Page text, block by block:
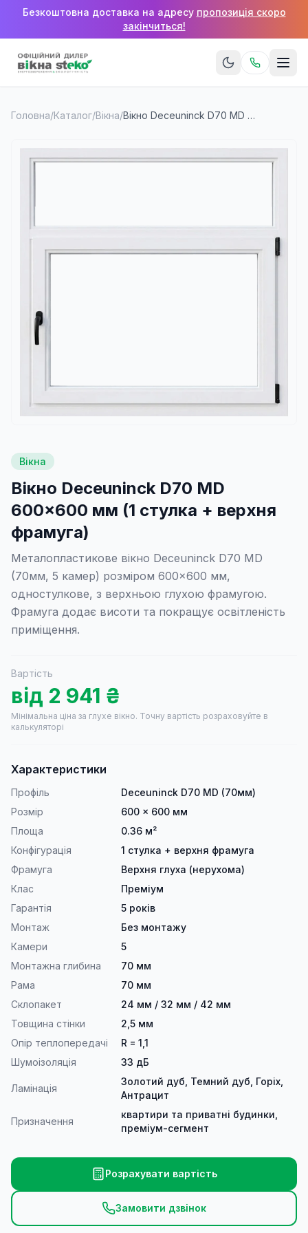
Безкоштовна доставка на адресу пропозиція скоро
закінчиться!
Головна/Каталог/Вікна/ Вікно Deceuninck D70 MD 600×600 мм (1 стулка + верхня фрамуга)
Вікна
Вікно Deceuninck D70 MD
600×600 мм (1 стулка + верхня
фрамуга)
Металопластикове вікно Deceuninck D70 MD
(70мм, 5 камер) розміром 600×600 мм,
одностулкове, з верхньою глухою фрамугою.
Фрамуга додає висоти та покращує освітленість
приміщення.
Вартість
від 2 941 ₴
Мінімальна ціна за глухе вікно. Точну вартість розраховуйте в
калькуляторі
Характеристики
Профіль
Deceuninck D70 MD (70мм)
Розмір
600 × 600 мм
Площа
0.36 м²
Конфігурація
1 стулка + верхня фрамуга
Фрамуга
Верхня глуха (нерухома)
Клас
Преміум
Гарантія
5 років
Монтаж
Без монтажу
Камери
5
Монтажна глибина
70 мм
Рама
70 мм
Склопакет
24 мм / 32 мм / 42 мм
Товщина стінки
2,5 мм
Опір теплопередачі
R = 1,1
Шумоізоляція
33 дБ
Ламінація
Золотий дуб, Темний дуб, Горіх,
Антрацит
Призначення
квартири та приватні будинки,
преміум-сегмент
Розрахувати вартість
Замовити дзвінок